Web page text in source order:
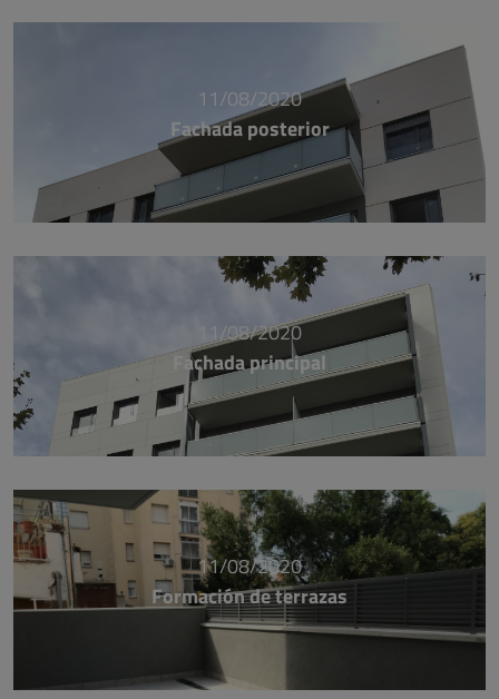
11/08/2020
Fachada posterior
11/08/2020
Fachada principal
11/08/2020
Formación de terrazas